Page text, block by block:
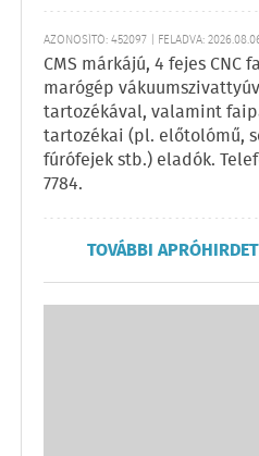
AZONOSÍTÓ: 452097 | FELADVA:
CMS márkájú, 4 fejes CNC
marógép
tartozékával, valamint
tartozékai (pl. előtolómű,
fúrófejek stb.) eladók.
7784.
TOVÁBBI